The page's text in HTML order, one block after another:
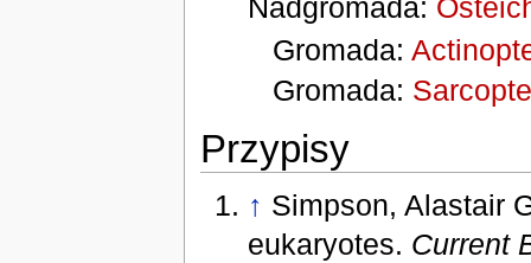
Nadgromada:
Gromada:
Gromada:
Przypisy
↑ Simpson, Alastair
eukaryotes. Current